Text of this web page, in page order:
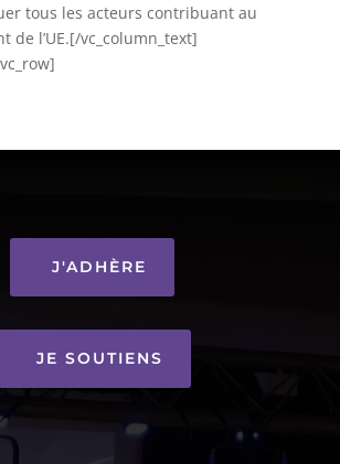
tous les acteurs contribuant au
de l’UE.[/vc_column_text]
J'ADHÈRE
JE SOUTIENS